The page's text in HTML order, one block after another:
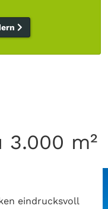
m²
eindrucksvoll